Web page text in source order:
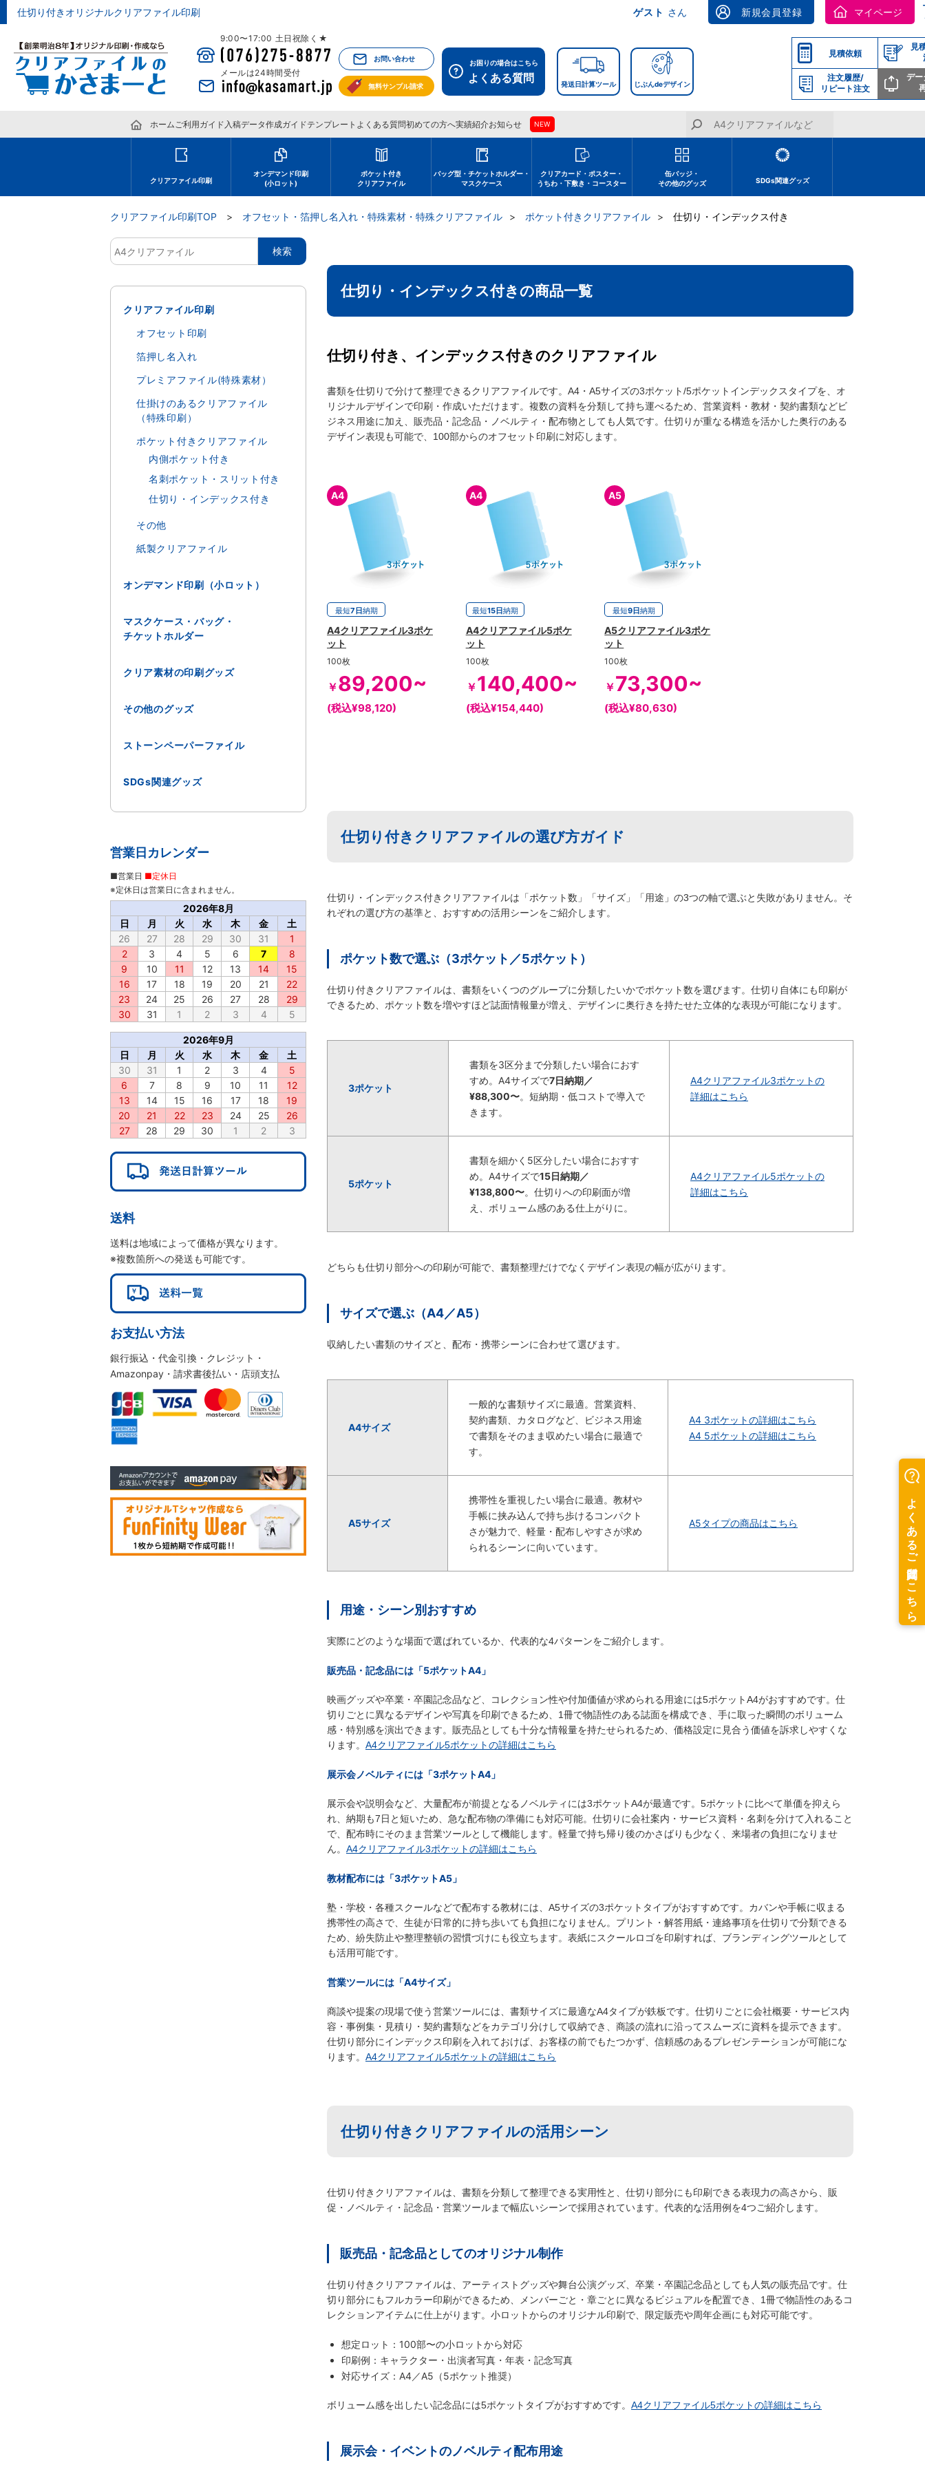
仕切り付きオリジナルクリアファイル印刷 ゲスト さん 新規会員登録 マイページ
9:00〜17:00 土日祝除く★
メールは24時間受付
お問い合わせ
無料サンプル請求
お困りの場合はこちら
よくある質問 発送日計算ツール じぶんdeデザイン
見積依頼
見
注文履歴/
リピート注文
デー
ホーム ご利用ガイド 入稿データ作成ガイドテンプレート よくある質問初めての方へ実績紹介お知らせ NEW
クリアファイル印刷
オンデマンド印刷
(小ロット)
ポケット付き
クリアファイル
バッグ型・チケットホルダー・
マスクケース
クリアカード・ポスター・
うちわ・下敷き・コースター
缶バッジ・
その他のグッズ
SDGs関連グッズ
クリアファイル印刷TOP オフセット・箔押し名入れ・特殊素材・特殊クリアファイル ポケット付きクリアファイル 仕切り・インデックス付き
仕切り・インデックス付きの商品一覧
仕切り付き、インデックス付きのクリアファイル
書類を仕切りで分けて整理できるクリアファイルです。A4・A5サイズの3ポケット/5ポケットインデックスタイプを、オ
リジナルデザインで印刷・作成いただけます。複数の資料を分類して持ち運べるため、営業資料・教材・契約書類などビ
ジネス用途に加え、販売品・記念品・ノベルティ・配布物としても人気です。仕切りが重なる構造を活かした奥行のある
デザイン表現も可能で、100部からのオフセット印刷に対応します。
A4
最短7日納期
A4クリアファイル3ポケ
ット
100枚
￥89,200~
(税込¥98,120)
A4
最短15日納期
A4クリアファイル5ポケ
ット
100枚
￥140,400~
(税込¥154,440)
A5
最短9日納期
A5クリアファイル3ポケ
ット
100枚
￥73,300~
(税込¥80,630)
仕切り付きクリアファイルの選び方ガイド
仕切り・インデックス付きクリアファイルは「ポケット数」「サイズ」「用途」の3つの軸で選ぶと失敗がありません。そ
れぞれの選び方の基準と、おすすめの活用シーンをご紹介します。
ポケット数で選ぶ（3ポケット／5ポケット）
仕切り付きクリアファイルは、書類をいくつのグループに分類したいかでポケット数を選びます。仕切り自体にも印刷が
できるため、ポケット数を増やすほど誌面情報量が増え、デザインに奥行きを持たせた立体的な表現が可能になります。
3ポケット
書類を3区分まで分類したい場合におす
すめ。A4サイズで7日納期／
¥88,300〜。短納期・低コストで導入で
きます。
A4クリアファイル3ポケットの
詳細はこちら
5ポケット
書類を細かく5区分したい場合におすす
め。A4サイズで15日納期／
¥138,800〜。仕切りへの印刷面が増
え、ボリューム感のある仕上がりに。
A4クリアファイル5ポケットの
詳細はこちら
どちらも仕切り部分への印刷が可能で、書類整理だけでなくデザイン表現の幅が広がります。
サイズで選ぶ（A4／A5）
収納したい書類のサイズと、配布・携帯シーンに合わせて選びます。
A4サイズ
一般的な書類サイズに最適。営業資料、
契約書類、カタログなど、ビジネス用途
で書類をそのまま収めたい場合に最適で
す。
A4 3ポケットの詳細はこちら
A4 5ポケットの詳細はこちら
A5サイズ
携帯性を重視したい場合に最適。教材や
手帳に挟み込んで持ち歩けるコンパクト
さが魅力で、軽量・配布しやすさが求め
られるシーンに向いています。
A5タイプの商品はこちら
用途・シーン別おすすめ
実際にどのような場面で選ばれているか、代表的な4パターンをご紹介します。
販売品・記念品には「5ポケットA4」
映画グッズや卒業・卒園記念品など、コレクション性や付加価値が求められる用途には5ポケットA4がおすすめです。仕
切りごとに異なるデザインや写真を印刷できるため、1冊で物語性のある誌面を構成でき、手に取った瞬間のボリューム
感・特別感を演出できます。販売品としても十分な情報量を持たせられるため、価格設定に見合う価値を訴求しやすくな
ります。 A4クリアファイル5ポケットの詳細はこちら
展示会ノベルティには「3ポケットA4」
展示会や説明会など、大量配布が前提となるノベルティには3ポケットA4が最適です。5ポケットに比べて単価を抑えら
れ、納期も7日と短いため、急な配布物の準備にも対応可能。仕切りに会社案内・サービス資料・名刺を分けて入れること
で、配布時にそのまま営業ツールとして機能します。軽量で持ち帰り後のかさばりも少なく、来場者の負担になりませ
ん。 A4クリアファイル3ポケットの詳細はこちら
教材配布には「3ポケットA5」
塾・学校・各種スクールなどで配布する教材には、A5サイズの3ポケットタイプがおすすめです。カバンや手帳に収まる
携帯性の高さで、生徒が日常的に持ち歩いても負担になりません。プリント・解答用紙・連絡事項を仕切りで分類できる
ため、紛失防止や整理整頓の習慣づけにも役立ちます。表紙にスクールロゴを印刷すれば、ブランディングツールとして
も活用可能です。
営業ツールには「A4サイズ」
商談や提案の現場で使う営業ツールには、書類サイズに最適なA4タイプが鉄板です。仕切りごとに会社概要・サービス内
容・事例集・見積り・契約書類などをカテゴリ分けして収納でき、商談の流れに沿ってスムーズに資料を提示できます。
仕切り部分にインデックス印刷を入れておけば、お客様の前でもたつかず、信頼感のあるプレゼンテーションが可能にな
ります。 A4クリアファイル5ポケットの詳細はこちら
仕切り付きクリアファイルの活用シーン
仕切り付きクリアファイルは、書類を分類して整理できる実用性と、仕切り部分にも印刷できる表現力の高さから、販
促・ノベルティ・記念品・営業ツールまで幅広いシーンで採用されています。代表的な活用例を4つご紹介します。
販売品・記念品としてのオリジナル制作
仕切り付きクリアファイルは、アーティストグッズや舞台公演グッズ、卒業・卒園記念品としても人気の販売品です。仕
切り部分にもフルカラー印刷ができるため、メンバーごと・章ごとに異なるビジュアルを配置でき、1冊で物語性のあるコ
レクションアイテムに仕上がります。小ロットからのオリジナル印刷で、限定販売や周年企画にも対応可能です。
想定ロット：100部〜の小ロットから対応
印刷例：キャラクター・出演者写真・年表・記念写真
対応サイズ：A4／A5（5ポケット推奨）
ボリューム感を出したい記念品には5ポケットタイプがおすすめです。 A4クリアファイル5ポケットの詳細はこちら
展示会・イベントのノベルティ配布用途
クリアファイル印刷
オフセット印刷
箔押し名入れ
プレミアファイル(特殊素材）
仕掛けのあるクリアファイル
（特殊印刷）
ポケット付きクリアファイル
内側ポケット付き
名刺ポケット・スリット付き
仕切り・インデックス付き
その他
紙製クリアファイル
オンデマンド印刷（小ロット）
マスクケース・バッグ・
チケットホルダー
クリア素材の印刷グッズ
その他のグッズ
ストーンペーパーファイル
SDGs関連グッズ
営業日カレンダー
2026年8月
日
月 火 水 木 金
土
26
27 28 29 30 31
1
2
3 4 5 6 7
8
9
10 11 12 13 14
15
16
17 18 19 20 21
22
23
24 25 26 27 28
29
30
31 1 2 3 4 5
2026年9月
日
月 火 水 木 金
土
30
31 1 2 3 4
5
6
7 8 9 10 11
12
13
14 15 16 17 18
19
20
21 22 23 24 25
26
27
28 29 30 1 2 3
■営業日 ■定休日
※定休日は営業日に含まれません。
送料
送料は地域によって価格が異なります。
※複数箇所への発送も可能です。
お支払い方法
銀行振込・代金引換・クレジット・
Amazonpay・請求書後払い・店頭支払